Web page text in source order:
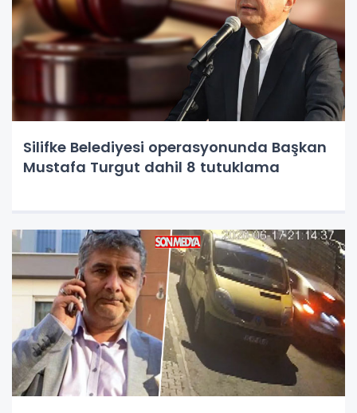
Silifke Belediyesi operasyonunda Başkan
Mustafa Turgut dahil 8 tutuklama